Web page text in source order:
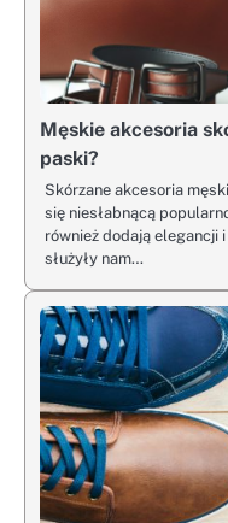
Męskie akcesoria
paski?
Skórzane akcesoria
się niesłabnącą
również dodają elegancji
służyły nam…